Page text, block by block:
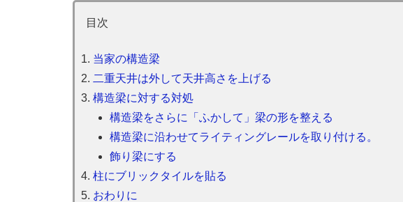
目次
当家の構造梁
二重天井は外して天井高さを上げる
構造梁に対する対処
構造梁をさらに「ふかして」梁の形を整える
構造梁に沿わせてライティングレールを取り付ける。
飾り梁にする
柱にブリックタイルを貼る
おわりに